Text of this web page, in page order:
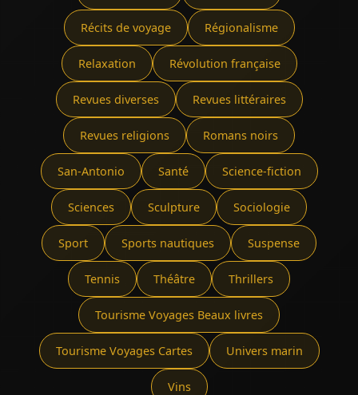
Récits de voyage Régionalisme
Relaxation Révolution française
Revues diverses Revues littéraires
Revues religions Romans noirs
San-Antonio Santé Science-fiction
Sciences Sculpture Sociologie
Sport Sports nautiques Suspense
Tennis Théâtre Thrillers
Tourisme Voyages Beaux livres
Tourisme Voyages Cartes Univers marin
Vins